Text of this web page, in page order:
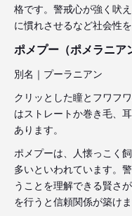
格です。警戒心が強く吠
に慣れさせるなど社会性
ポメプー（ポメラニア
別名｜プーラニアン
クリッとした瞳とフワフ
はストレートか巻き毛、
あります。
ポメプーは、人懐っこく
多いといわれています。
うことを理解できる賢さ
を行うと信頼関係が築けま